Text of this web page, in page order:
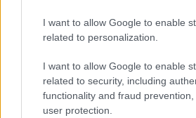
I want to allow Google to enable
related to personalization.
I want to allow Google to enable
related to security, including
functionality and fraud
user protection.
UDC y Xunta en conflicto por